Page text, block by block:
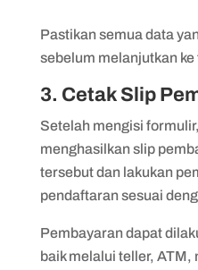
Pastikan semua data
sebelum melanjutkan
3. Cetak Slip
Setelah mengisi
menghasilkan slip
tersebut dan lakukan
pendaftaran sesuai
Pembayaran dapat
baik melalui teller, ATM,